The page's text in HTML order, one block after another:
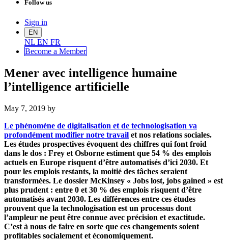
Follow us
Sign in
EN
NL EN FR
Become a Member
Mener avec intelligence humaine
l’intelligence artificielle
May 7, 2019 by
Le phénomène de digitalisation et de technologisation va
profondément modifier notre travail et nos relations sociales.
Les études prospectives évoquent des chiffres qui font froid
dans le dos : Frey et Osborne estiment que 54 % des emplois
actuels en Europe risquent d’être automatisés d’ici 2030. Et
pour les emplois restants, la moitié des tâches seraient
transformées. Le dossier McKinsey « Jobs lost, jobs gained » est
plus prudent : entre 0 et 30 % des emplois risquent d’être
automatisés avant 2030. Les différences entre ces études
prouvent que la technologisation est un processus dont
l’ampleur ne peut être connue avec précision et exactitude.
C’est à nous de faire en sorte que ces changements soient
profitables socialement et économiquement.